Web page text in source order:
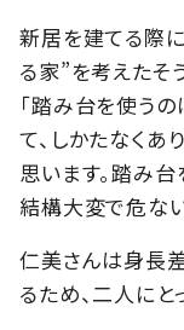
新居を建てる際
る家”を考えたそ
「踏み台を使う
て、しかたなくあ
思います。踏み
結構大変で危な
仁美さんは身長
るため、二人にと